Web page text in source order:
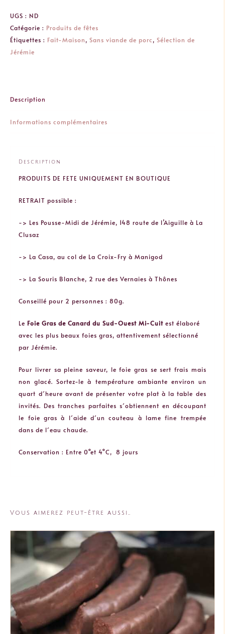
UGS : ND
Catégorie : Produits de fêtes
Étiquettes : Fait-Maison, Sans viande de porc, Sélection de
Jérémie
Description
Informations complémentaires
Description
PRODUITS DE FETE UNIQUEMENT EN BOUTIQUE
RETRAIT possible :
-> Les Pousse-Midi de Jérémie, 148 route de l’Aiguille à La
Clusaz
-> La Casa, au col de La Croix-Fry à Manigod
-> La Souris Blanche, 2 rue des Vernaies à Thônes
Conseillé pour 2 personnes : 80g.
Le Foie Gras de Canard du Sud-Ouest Mi-Cuit est élaboré
avec les plus beaux foies gras, attentivement sélectionné
par Jérémie.
Pour livrer sa pleine saveur, le foie gras se sert frais mais
non glacé. Sortez-le à température ambiante environ un
quart d´heure avant de présenter votre plat à la table des
invités. Des tranches parfaites s´obtiennent en découpant
le foie gras à l´aide d´un couteau à lame fine trempée
dans de l´eau chaude.
Conservation : Entre 0°et 4°C, 8 jours
Vous aimerez peut-être aussi…
AJOUTER AU PANIER